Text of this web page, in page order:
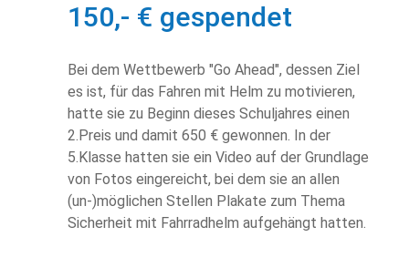
150,- € gespendet
Bei dem Wettbewerb "Go Ahead", dessen Ziel
es ist, für das Fahren mit Helm zu motivieren,
hatte sie zu Beginn dieses Schuljahres einen
2.Preis und damit 650 € gewonnen. In der
5.Klasse hatten sie ein Video auf der Grundlage
von Fotos eingereicht, bei dem sie an allen
(un-)möglichen Stellen Plakate zum Thema
Sicherheit mit Fahrradhelm aufgehängt hatten.